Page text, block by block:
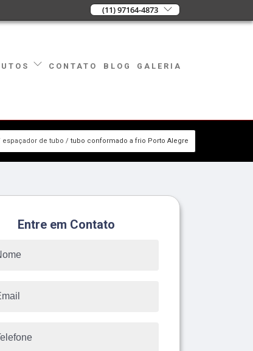
(11) 97164-4873
CONTATO BLOG GALERIA
espaçador de tubo tubo conformado a frio Porto Alegre
Entre em Contato